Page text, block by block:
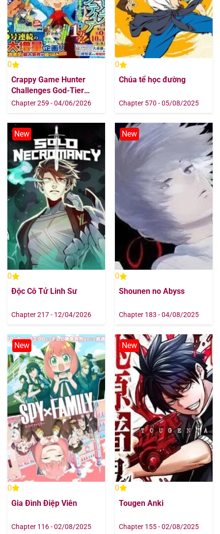
0
Crappy Game Hunter
Challenges God-Tier
Game
Chapter 259 - 04/06/2026
0
Chúa tể học đường
Chapter 570 - 05/08/2025
New
0
Độc Cô Tử Linh Sư
Chapter 217 - 12/04/2026
New
0
Shounen no Abyss
Chapter 183 - 04/08/2025
New
0
Gia Đình Điệp Viên
Chapter 116 - 02/08/2025
New
0
Tougen Anki
Chapter 155 - 02/08/2025